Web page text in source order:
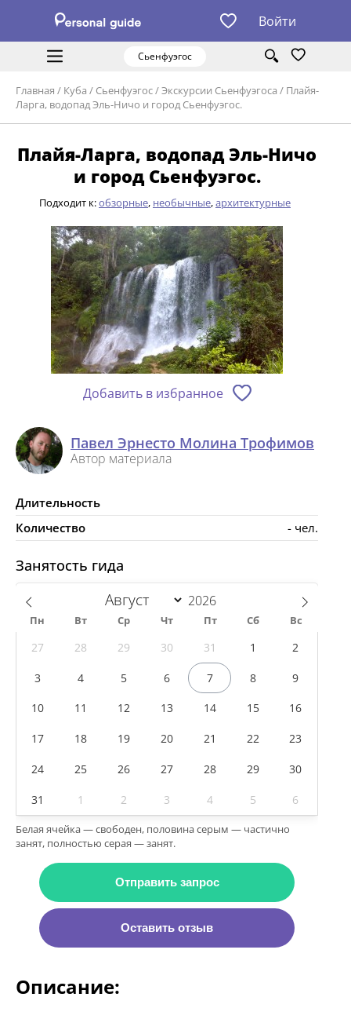
Войти
Сьенфуэгос
Главная / Куба / Сьенфуэгос/Экскурсии Сьенфуэгоса / Плайя-
Ларга, водопад Эль-Ничо и город Сьенфуэгос.
Плайя-Ларга, водопад Эль-Ничо
и город Сьенфуэгос.
Подходит к:обзорные, необычные,архитектурные
Добавить в избранное
Павел Эрнесто Молина Трофимов
Автор материала
Длительность
Количество
- чел.
Занятость гида
Пн Вт Ср Чт Пт Сб Вс
27 28 29 30 31 1 2
3 4 5 6 7 8 9
10 11 12 13 14 15 16
17 18 19 20 21 22 23
24 25 26 27 28 29 30
31 1 2 3 4 5 6
Белая ячейка — свободен, половина серым — частично
занят, полностью серая — занят.
Отправить запрос
Оставить отзыв
Описание: